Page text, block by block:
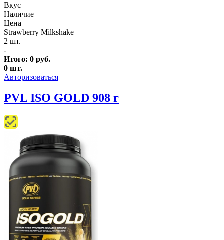
Вкус
Наличие
Цена
Strawberry Milkshake
2 шт.
-
Итого: 0 руб.
0 шт.
Авторизоваться
PVL ISO GOLD 908 г